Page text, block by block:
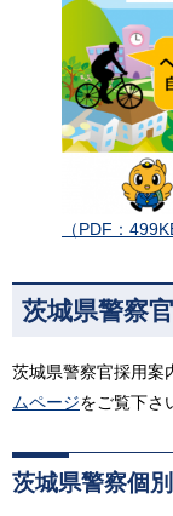
（PDF：
茨城県警察
茨城県警察官採用案
ムページをご覧下さ
茨城県警察個